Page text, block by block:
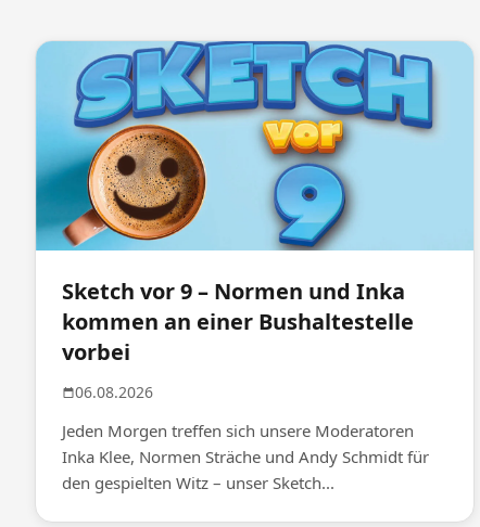
Sketch vor 9 – Normen und Inka
kommen an einer Bushaltestelle
vorbei
06.08.2026
Jeden Morgen treffen sich unsere Moderatoren
Inka Klee, Normen Sträche und Andy Schmidt für
den gespielten Witz – unser Sketch...